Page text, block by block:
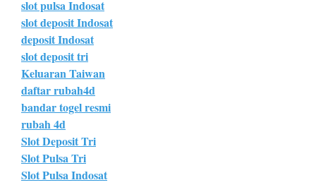
slot pulsa Indosat
slot deposit Indosat
deposit Indosat
slot deposit tri
Keluaran Taiwan
daftar rubah4d
bandar togel resmi
rubah 4d
Slot Deposit Tri
Slot Pulsa Tri
Slot Pulsa Indosat